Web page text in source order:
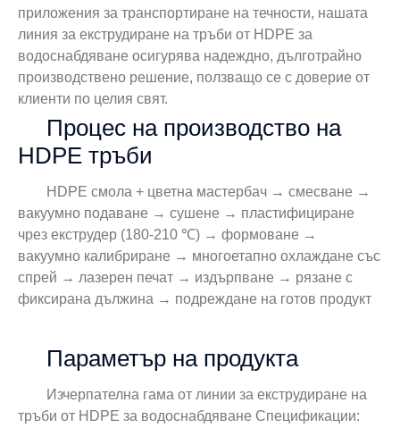
приложения за транспортиране на течности, нашата
линия за екструдиране на тръби от HDPE за
водоснабдяване осигурява надеждно, дълготрайно
производствено решение, ползващо се с доверие от
клиенти по целия свят.
Процес на производство на
HDPE тръби
HDPE смола + цветна мастербач → смесване →
вакуумно подаване → сушене → пластифициране
чрез екструдер (180-210 ℃) → формоване →
вакуумно калибриране → многоетапно охлаждане със
спрей → лазерен печат → издърпване → рязане с
фиксирана дължина → подреждане на готов продукт
Параметър на продукта
Изчерпателна гама от линии за екструдиране на
тръби от HDPE за водоснабдяване Спецификации: